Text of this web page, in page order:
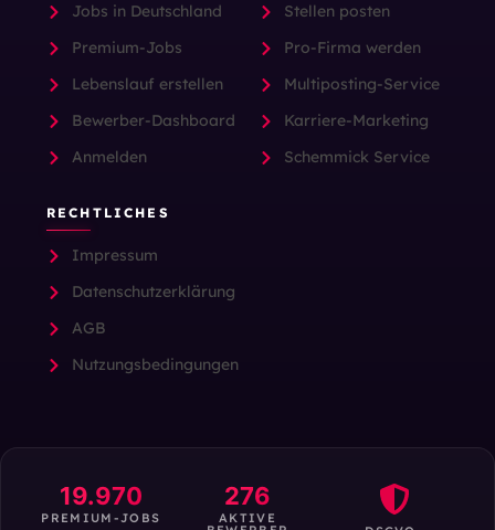
Jobs in Deutschland
Premium-Jobs
Lebenslauf erstellen
Bewerber-Dashboard
Anmelden
Stellen posten
Pro-Firma werden
Multiposting-Service
Karriere-Marketing
Schemmick Service
RECHTLICHES
Impressum
Datenschutzerklärung
AGB
Nutzungsbedingungen
19.970
PREMIUM-JOBS
276
AKTIVE